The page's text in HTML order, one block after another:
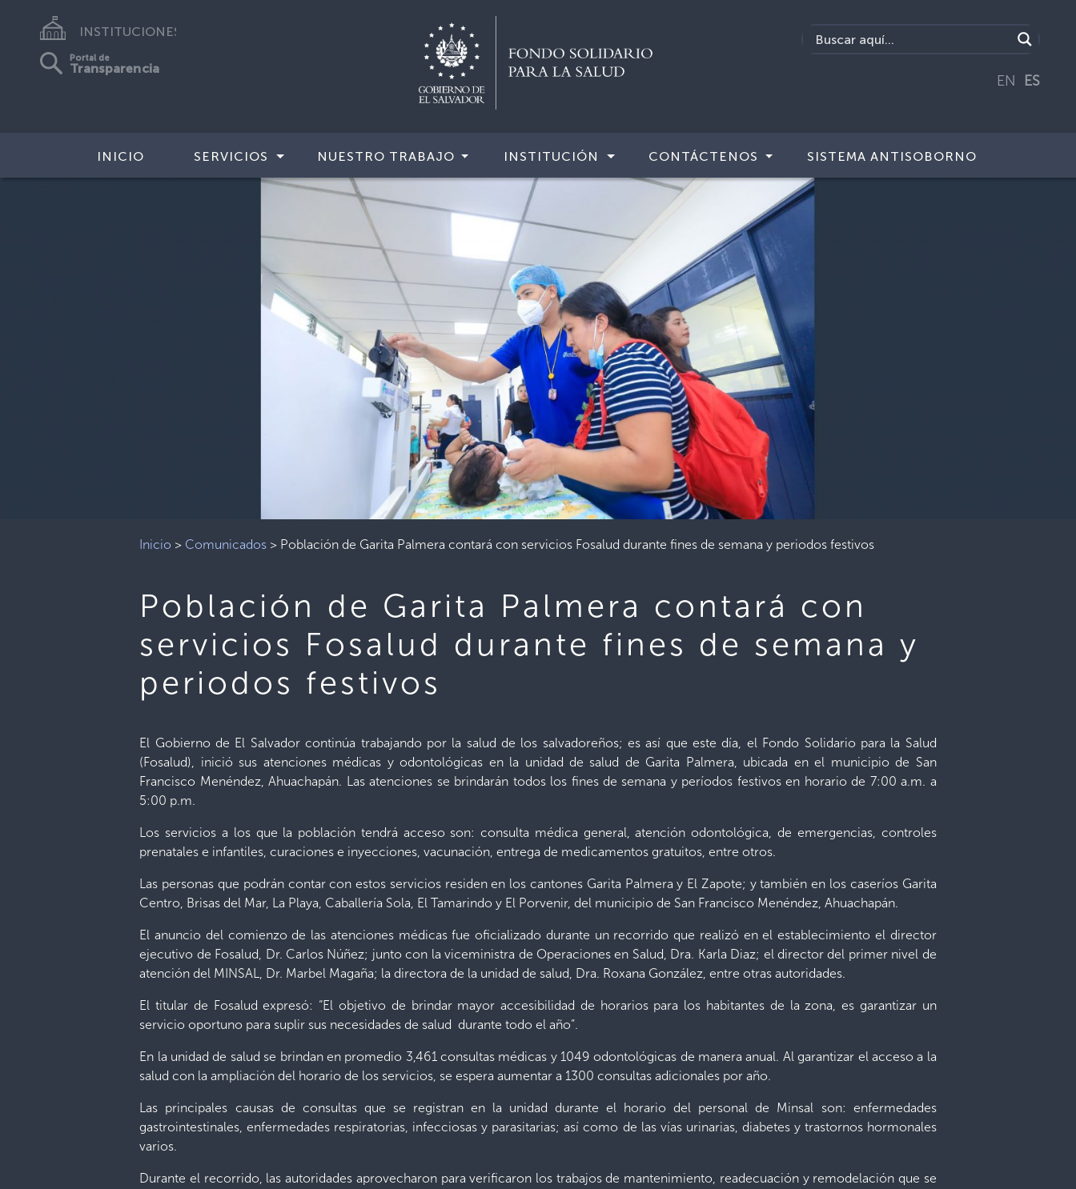
INSTITUCIONES
Portal de
Transparencia
EN ES
INICIO SERVICIOS NUESTRO TRABAJO INSTITUCIÓN CONTÁCTENOS SISTEMA ANTISOBORNO
Inicio > Comunicados > Población de Garita Palmera contará con servicios Fosalud durante fines de semana y periodos festivos
Población de Garita Palmera contará con
servicios Fosalud durante fines de semana y
periodos festivos
El Gobierno de El Salvador continúa trabajando por la salud de los salvadoreños; es así que este día, el Fondo Solidario para la Salud
(Fosalud), inició sus atenciones médicas y odontológicas en la unidad de salud de Garita Palmera, ubicada en el municipio de San
Francisco Menéndez, Ahuachapán. Las atenciones se brindarán todos los fines de semana y períodos festivos en horario de 7:00 a.m. a
5:00 p.m.
Los servicios a los que la población tendrá acceso son: consulta médica general, atención odontológica, de emergencias, controles
prenatales e infantiles, curaciones e inyecciones, vacunación, entrega de medicamentos gratuitos, entre otros.
Las personas que podrán contar con estos servicios residen en los cantones Garita Palmera y El Zapote; y también en los caseríos Garita
Centro, Brisas del Mar, La Playa, Caballería Sola, El Tamarindo y El Porvenir, del municipio de San Francisco Menéndez, Ahuachapán.
El anuncio del comienzo de las atenciones médicas fue oficializado durante un recorrido que realizó en el establecimiento el director
ejecutivo de Fosalud, Dr. Carlos Núñez; junto con la viceministra de Operaciones en Salud, Dra. Karla Diaz; el director del primer nivel de
atención del MINSAL, Dr. Marbel Magaña; la directora de la unidad de salud, Dra. Roxana González, entre otras autoridades.
El titular de Fosalud expresó: “El objetivo de brindar mayor accesibilidad de horarios para los habitantes de la zona, es garantizar un
servicio oportuno para suplir sus necesidades de salud durante todo el año”.
En la unidad de salud se brindan en promedio 3,461 consultas médicas y 1049 odontológicas de manera anual. Al garantizar el acceso a la
salud con la ampliación del horario de los servicios, se espera aumentar a 1300 consultas adicionales por año.
Las principales causas de consultas que se registran en la unidad durante el horario del personal de Minsal son: enfermedades
gastrointestinales, enfermedades respiratorias, infecciosas y parasitarias; así como de las vías urinarias, diabetes y trastornos hormonales
varios.
Durante el recorrido, las autoridades aprovecharon para verificaron los trabajos de mantenimiento, readecuación y remodelación que se